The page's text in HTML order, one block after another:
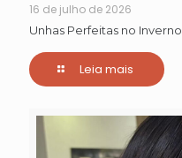
16 de julho de 2026
Unhas Perfeitas no Inverno
Leia mais